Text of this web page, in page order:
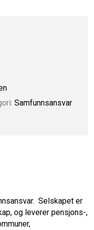
Samfunnsansvar
Selskapet er
og leverer pensjons-,